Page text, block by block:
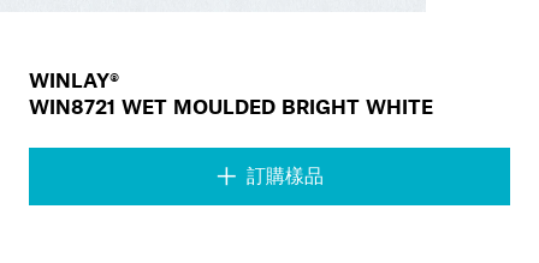
WINLAY®
WIN8721 WET MOULDED BRIGHT WHITE
訂購樣品